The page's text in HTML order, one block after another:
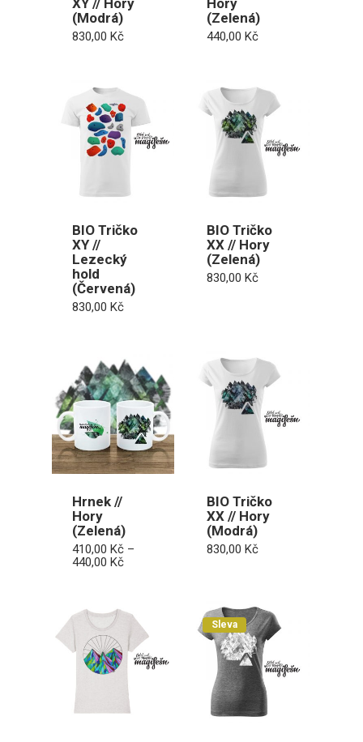
(Modrá)
830,00 Kč
(Zelená)
440,00Kč
BIO Tričko
XY //
Lezecký
hold
(Červená)
830,00 Kč
BIO Tričko
XX // Hory
(Zelená)
830,00Kč
Hrnek //
Hory
(Zelená)
410,00 Kč –
440,00 KčRozpětí
440,00 Kč
BIO Tričko
XX // Hory
(Modrá)
830,00Kč
Sleva